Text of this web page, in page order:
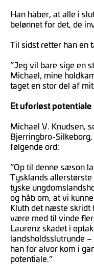
Han håber, at alle i
belønnet for det, de
Til sidst retter han en
”Jeg vil bare sige en
Michael, mine
taget en stor del af
Et uforløst potentiale
Michael V. Knudsen,
Bjerringbro-
følgende ord:
”Op til denne sæson
Tysklands
tyske
og håb om, at vi
Kluth det næste skridt
være med til vinde
Laurenz skadet i
landsholdsslutrunde
han for alvor kom i
potentiale.”